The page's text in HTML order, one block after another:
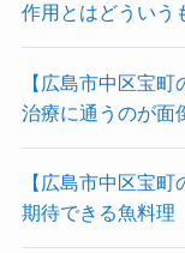
作用とはどういう
【広島市中区宝
治療に通うのが面
【広島市中区宝
期待できる魚料理